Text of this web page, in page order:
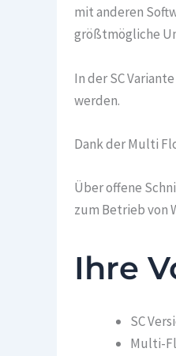
mit anderen
größtmögliche
In der SC
werden.
Dank der Multi
Über offene
zum Betrieb von
Ihre
SC
Multi-